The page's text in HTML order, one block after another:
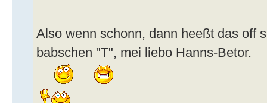
Also wenn schonn, dann heeßt das off
babschen "T", mei liebo Hanns-Betor.